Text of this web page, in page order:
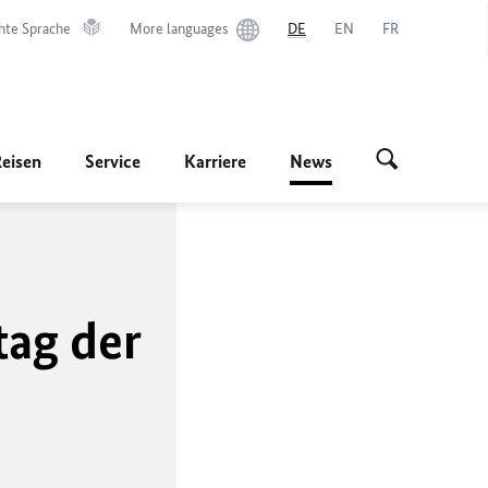
Sprache More languages DE EN FR
Service Karriere News
der